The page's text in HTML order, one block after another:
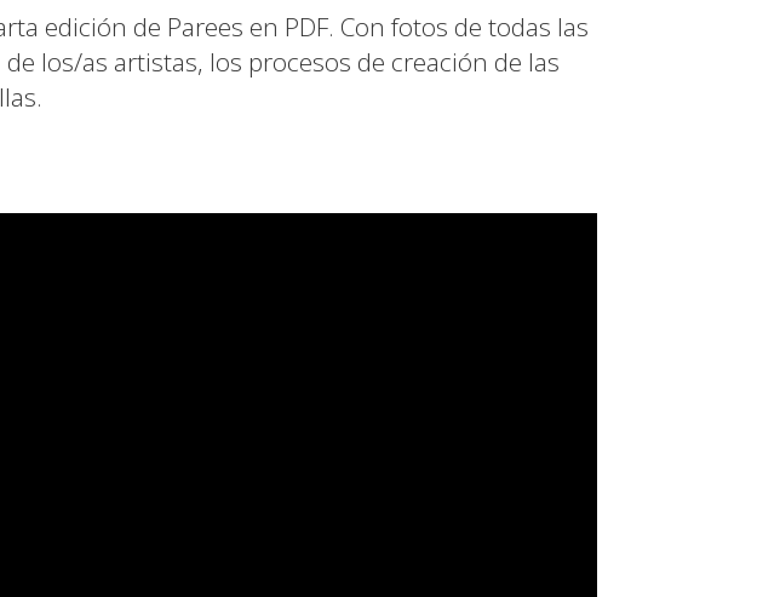
edición de Parees en PDF. Con fotos de todas las
los/as artistas, los procesos de creación de las